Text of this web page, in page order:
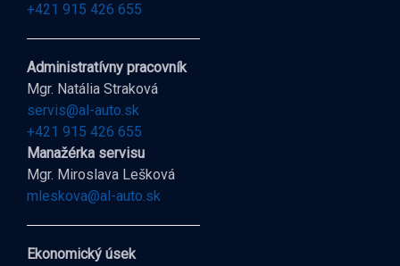
+421 915 426 655
Administratívny pracovník
Mgr. Natália Straková
servis@al-auto.sk
+421 915 426 655
Manažérka servisu
Mgr. Miroslava Lešková
mleskova@al-auto.sk
Ekonomický úsek